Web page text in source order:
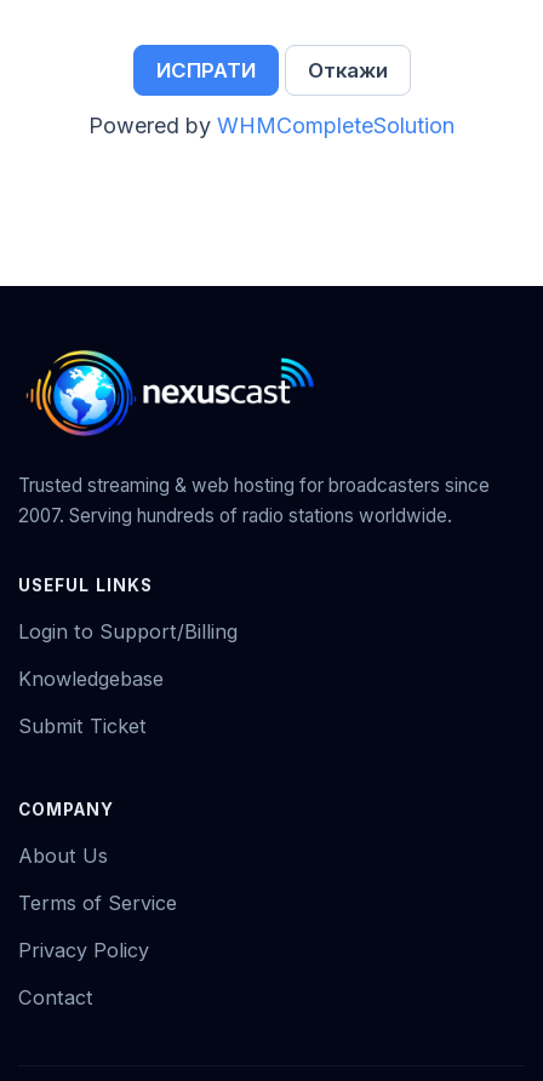
Откажи
Powered by WHMCompleteSolution
Trusted streaming & web hosting for broadcasters since
2007. Serving hundreds of radio stations worldwide.
USEFUL LINKS
Login to Support/Billing
Knowledgebase
Submit Ticket
COMPANY
About Us
Terms of Service
Privacy Policy
Contact